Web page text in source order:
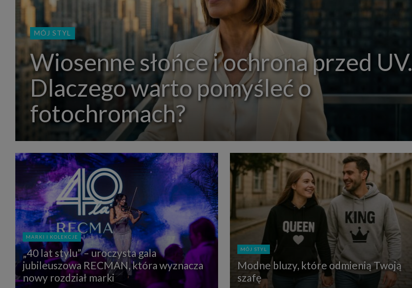
MÓJ STYL
Wiosenne słońce i ochrona przed UV.
Dlaczego warto pomyśleć o
fotochromach?
MARKI I KOLEKCJE
„40 lat stylu” – uroczysta gala
jubileuszowa RECMAN, która wyznacza
nowy rozdział marki
MÓJ STYL
Modne bluzy, które odmienią Twoją
szafę